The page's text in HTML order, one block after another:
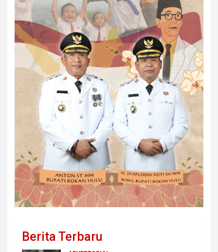
Berita Terbaru